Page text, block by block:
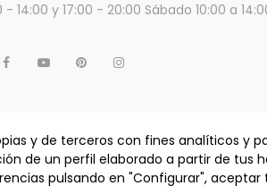
- 14:00 y 17:00 - 20:00 Sábado 10:00 a
ALJUMA
y de terceros con fines analíticos y
de un perfil elaborado a partir de tus
pulsando en "Configurar",